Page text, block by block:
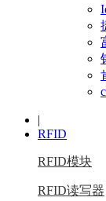
|
RFID
RFID模块
RFID读写器